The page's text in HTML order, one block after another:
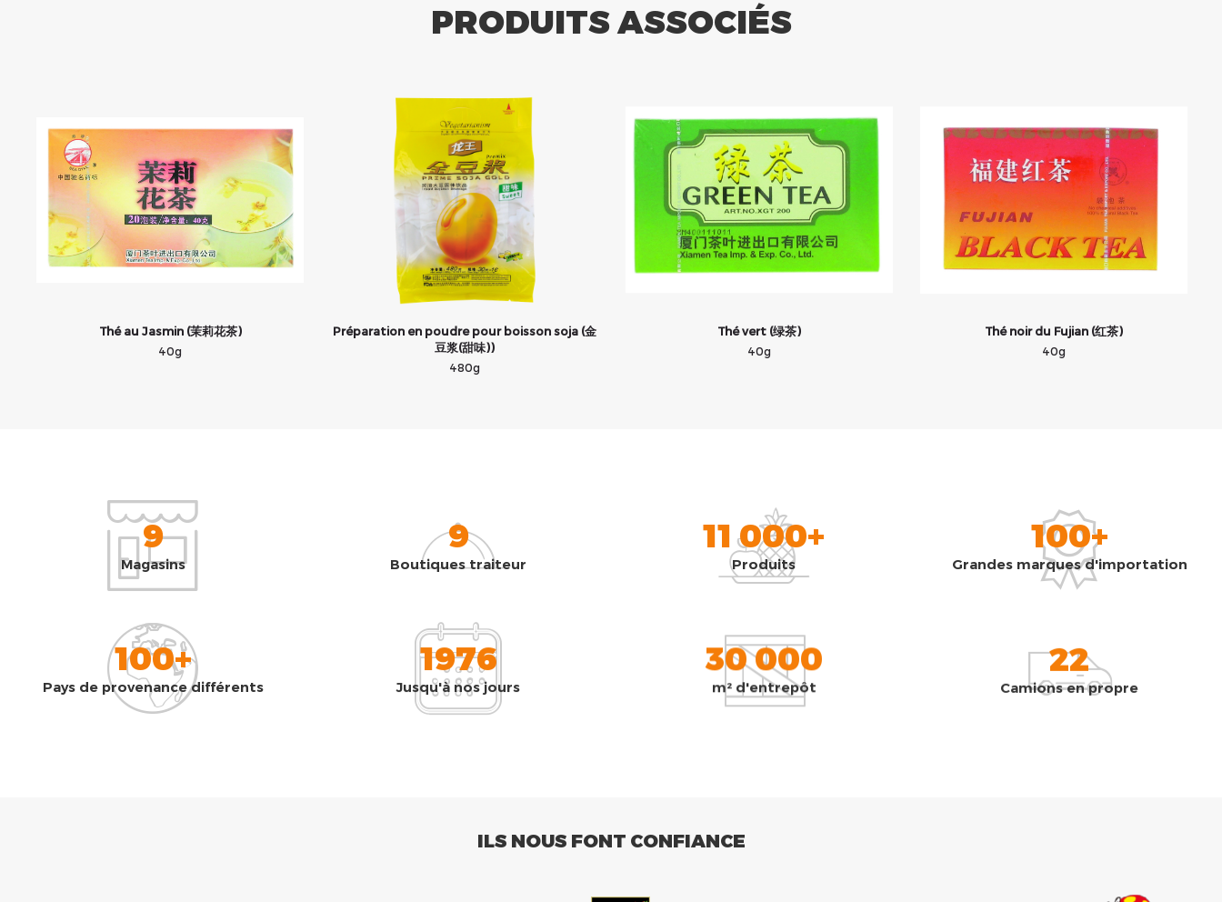
PRODUITS ASSOCIÉS
Thé au Jasmin (茉莉花茶)
40g
Préparation en poudre pour boisson soja (金
豆浆(甜味))
480g
Thé vert (绿茶)
40g
Thé noir du Fujian (红茶)
40g
9
Magasins
9
Boutiques traiteur
11 000+
Produits
100+
Grandes marques d'importation
100+
Pays de provenance différents
1976
Jusqu'à nos jours
30 000
m² d'entrepôt
22
Camions en propre
ILS NOUS FONT CONFIANCE